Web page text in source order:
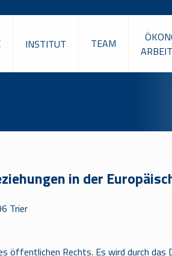
INSTITUT TEAM
in der
Trier
öffentlichen Rechts. Es wird durch